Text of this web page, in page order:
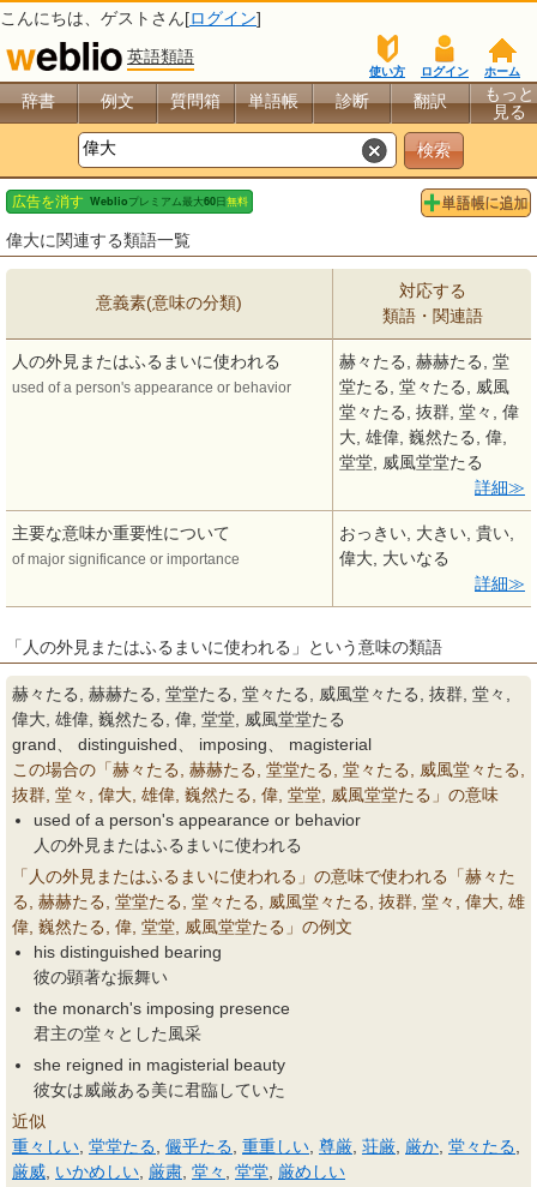
こんにちは、 ゲスト さん[ログイン]
英語類語
ホーム
ログイン
使い方
辞書 例文 質問箱 単語帳 診断 翻訳
もっと
見る
偉大に関連する類語一覧
意義素(意味の分類)
対応する
類語・関連語
人の外見またはふるまいに使われる
used of a person's appearance or behavior
赫々たる, 赫赫たる, 堂
堂たる, 堂々たる, 威風
堂々たる, 抜群, 堂々, 偉
大, 雄偉, 巍然たる, 偉,
堂堂, 威風堂堂たる
詳細
主要な意味か重要性について
of major significance or importance
おっきい, 大きい, 貴い,
偉大, 大いなる
詳細
「人の外見またはふるまいに使われる」という意味の類語
赫々たる, 赫赫たる, 堂堂たる, 堂々たる, 威風堂々たる, 抜群, 堂々,
偉大, 雄偉, 巍然たる, 偉, 堂堂, 威風堂堂たる
grand、 distinguished、 imposing、 magisterial
この場合の「赫々たる, 赫赫たる, 堂堂たる, 堂々たる, 威風堂々たる,
抜群, 堂々, 偉大, 雄偉, 巍然たる, 偉, 堂堂, 威風堂堂たる」の意味
used of a person's appearance or behavior
人の外見またはふるまいに使われる
「人の外見またはふるまいに使われる」の意味で使われる「赫々た
る, 赫赫たる, 堂堂たる, 堂々たる, 威風堂々たる, 抜群, 堂々, 偉大, 雄
偉, 巍然たる, 偉, 堂堂, 威風堂堂たる」の例文
his distinguished bearing
彼の顕著な振舞い
the monarch's imposing presence
君主の堂々とした風采
she reigned in magisterial beauty
彼女は威厳ある美に君臨していた
近似
重々しい 堂堂たる 儼乎たる 重重しい 尊厳 荘厳 厳か 堂々たる
厳威 いかめしい 厳粛 堂々 堂堂 厳めしい